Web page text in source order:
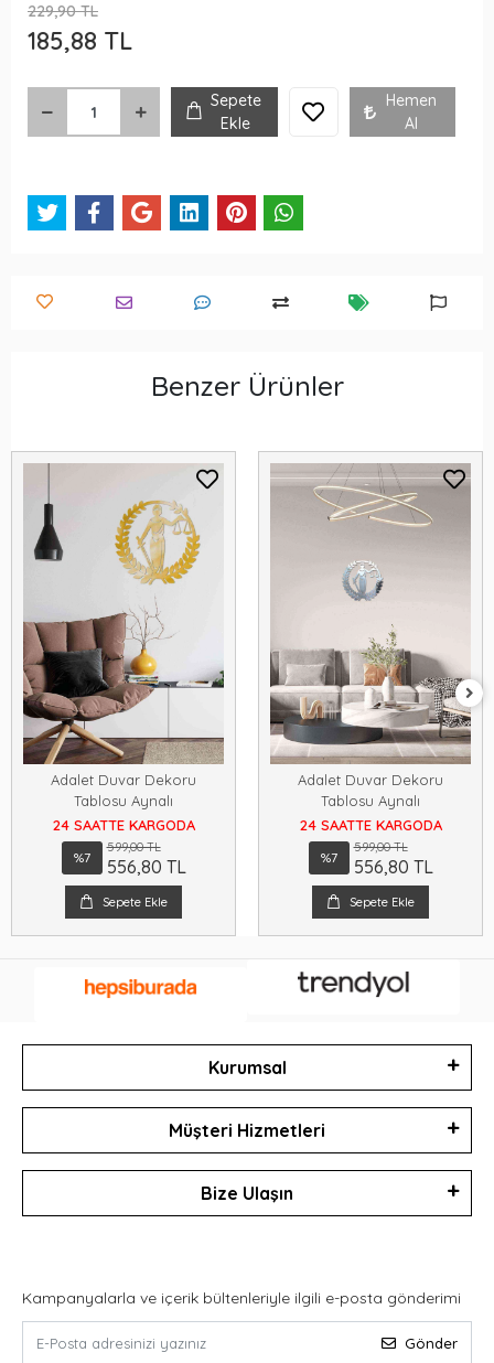
229,90 TL
185,88 TL
Sepete
Ekle
Hemen
Al
Benzer Ürünler
Adalet Duvar Dekoru
Tablosu Aynalı
24 SAATTE KARGODA
%7
599,00 TL
556,80 TL
Sepete Ekle
Adalet Duvar Dekoru
Tablosu Aynalı
24 SAATTE KARGODA
%7
599,00 TL
556,80 TL
Sepete Ekle
Kurumsal
Müşteri Hizmetleri
Bize Ulaşın
Kampanyalarla ve içerik bültenleriyle ilgili e-posta gönderimi
Gönder